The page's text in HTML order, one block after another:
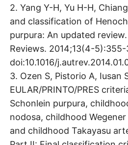
2. Yang Y-H, Yu H-H,
and classification of
purpura: An updated
Reviews. 2014;13(4-5):355-
doi:10.1016/
3. Ozen S, Pistorio A, Iusan
EULAR/PRINTO/PRES
Schonlein purpura,
nodosa, childhood
and childhood Takayasu